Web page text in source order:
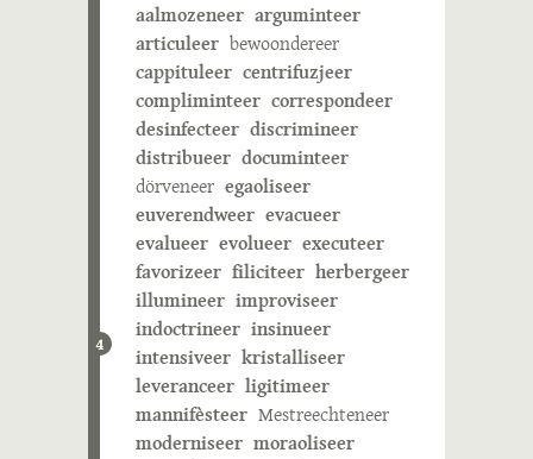
4
aalmozeneer arguminteer
articuleer bewoondereer
cappituleer centrifuzjeer
compliminteer correspondeer
desinfecteer discrimineer
distribueer documinteer
dörveneer egaoliseer
euverendweer evacueer
evalueer evolueer executeer
favorizeer filiciteer herbergeer
illumineer improviseer
indoctrineer insinueer
intensiveer kristalliseer
leveranceer ligitimeer
mannifèsteer Mestreechteneer
moderniseer moraoliseer